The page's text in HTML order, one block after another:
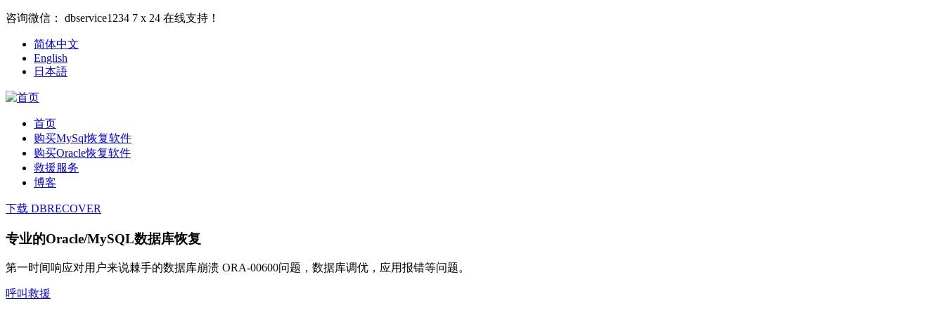
咨询微信： dbservice1234 7 x 24 在线支持！
简体中文
English
日本語
首页
购买MySql恢复软件
购买Oracle恢复软件
救援服务
博客
下载 DBRECOVER
专业的Oracle/MySQL数据库恢复
第一时间响应对用户来说棘手的数据库崩溃 ORA-00600问题，数据库调优，应用报错等问题。
呼叫救援